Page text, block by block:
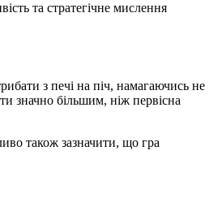
та стратегічне мислення
з печі на піч, намагаючись не
значно більшим, ніж первісна
також зазначити, що гра